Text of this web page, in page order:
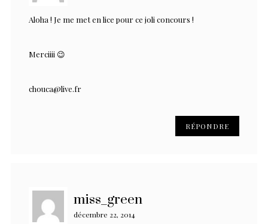
Aloha ! Je me met en lice pour ce joli concours !
Merciiii 😉
chouca@live.fr
RÉPONDRE
miss_green
décembre 22, 2014